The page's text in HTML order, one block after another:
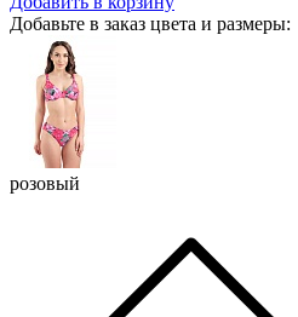
Добавьте в заказ цвета и размеры:
розовый